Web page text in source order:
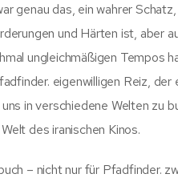
genau das, ein wahrer
und Härten ist, aber
ungleichmäßigen
eigenwilligen Reiz,
in verschiedene Welten zu
des iranischen Kinos.
– nicht nur für Pfadfinder.